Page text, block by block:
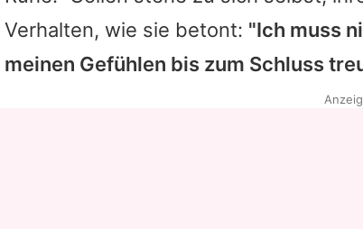
Verhalten, wie sie betont: "Ich muss
meinen Gefühlen bis zum Schluss